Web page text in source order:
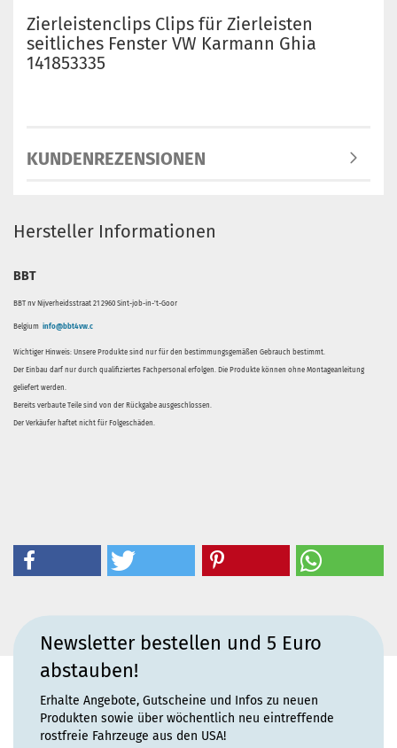
Zierleistenclips Clips für Zierleisten
seitliches Fenster VW Karmann Ghia
141853335
KUNDENREZENSIONEN
Hersteller Informationen
BBT
BBT nv Nijverheidsstraat 21 2960 Sint-job-in-'t-Goor
Belgium info@bbt4vw.c
Wichtiger Hinweis: Unsere Produkte sind nur für den bestimmungsgemäßen Gebrauch bestimmt.
Der Einbau darf nur durch qualifiziertes Fachpersonal erfolgen. Die Produkte können ohne Montageanleitung
geliefert werden.
Bereits verbaute Teile sind von der Rückgabe ausgeschlossen.
Der Verkäufer haftet nicht für Folgeschäden.
Newsletter bestellen und 5 Euro
abstauben!
Erhalte Angebote, Gutscheine und Infos zu neuen
Produkten sowie über wöchentlich neu eintreffende
rostfreie Fahrzeuge aus den USA!